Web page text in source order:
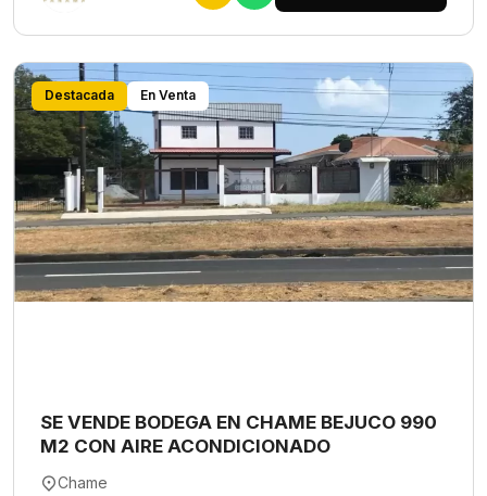
Destacada En Venta
SE VENDE BODEGA EN CHAME BEJUCO 990
M2 CON AIRE ACONDICIONADO
Chame